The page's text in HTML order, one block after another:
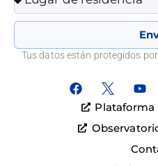
Tus datos están protegidos
Plataforma